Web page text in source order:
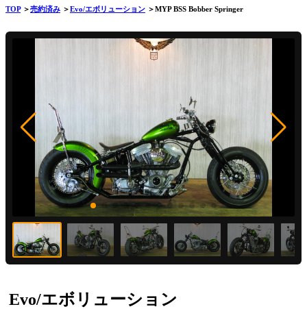
TOP＞売約済み ＞Evo/エボリューション ＞MYP BSS Bobber Springer
Evo/エボリューション